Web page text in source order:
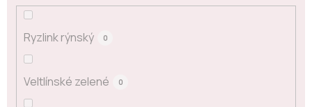
Ryzlink rýnský 0
Veltlínské zelené 0